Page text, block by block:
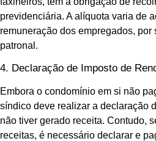
previdenciária. A alíquota varia de
remuneração dos empregados, por
patronal.
4. Declaração de Imposto de
Embora o condomínio em si não
síndico deve realizar a declaração
não tiver gerado receita. Contudo,
receitas, é necessário declarar e